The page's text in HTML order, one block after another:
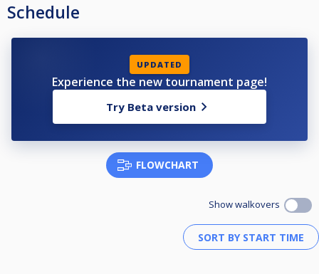
Schedule
UPDATED
Experience the new tournament page!
Try Beta version
FLOWCHART
Show walkovers